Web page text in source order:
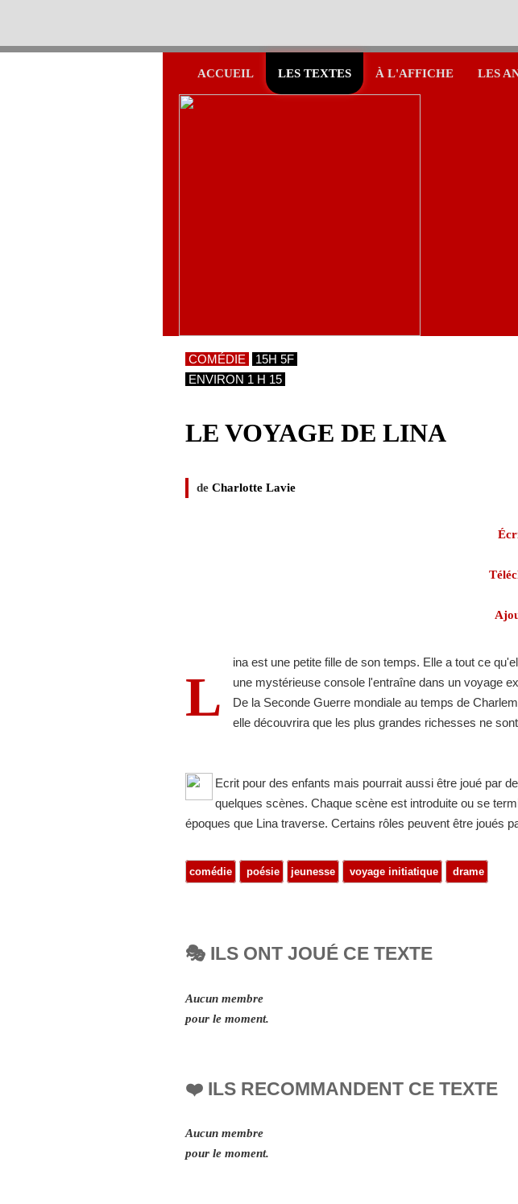
ACCUEIL LES TEXTES À L'AFFICHE LES
COMÉDIE
15H 5F
ENVIRON 1 H 15
LE VOYAGE DE LINA
de Charlotte Lavie
L
ina est une petite fille de son temps. Elle a tout ce
une mystérieuse console l'entraîne dans un voyage
De la Seconde Guerre mondiale au temps de
elle découvrira que les plus grandes richesses ne
Ecrit pour des enfants mais pourrait aussi être joué par
quelques scènes. Chaque scène est introduite ou se
époques que Lina traverse. Certains rôles peuvent être joués
comédie poésie jeunesse voyage initiatique drame
🎭 ILS ONT JOUÉ CE TEXTE
Aucun membre
pour le moment.
❤️ ILS RECOMMANDENT CE TEXTE
Aucun membre
pour le moment.